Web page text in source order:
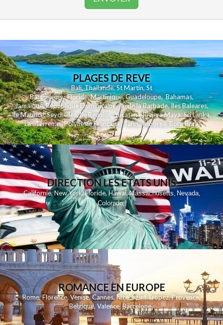
PLAGES DE REVE
Bali,Thailande,St Martin,St
Barthelemy,Floride,Martinique,Guadeloupe,Bahamas,
Jamaique,Republique Dominicaine,Ile de la Barbade,Iles Baleares,
Ile Maurice,Seychelles,Ile Reunion,Yucatan - Riviera Maya,Sri Lanka,
Las Terrenas,Polynesie Française,Tahiti,Moorea, Bora Bora
DIRECTION LES ETATS UNIS
Californie,New York,Floride,Hawai,Massachusetts, Nevada,
Colorado,
ROMANCE EN EUROPE
Rome,Florence,Venise,Cannes,Nice,Saint Tropez,Provence,
Belgique,Valence,Barcelone,